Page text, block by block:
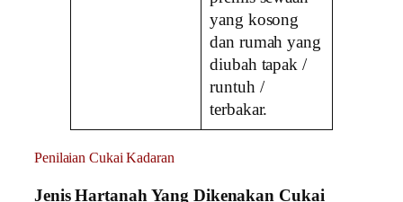
yang kosong
dan rumah yang
diubah tapak /
runtuh /
terbakar.
Penilaian Cukai Kadaran
Jenis Hartanah Yang Dikenakan Cukai